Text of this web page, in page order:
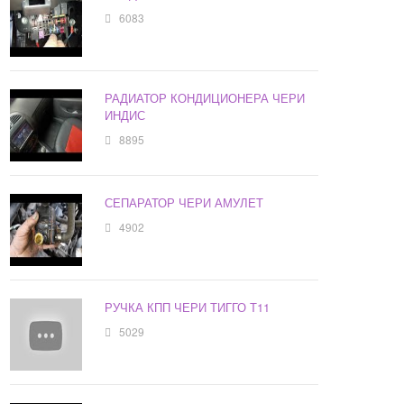
6083
РАДИАТОР КОНДИЦИОНЕРА ЧЕРИ
ИНДИС
8895
СЕПАРАТОР ЧЕРИ АМУЛЕТ
4902
РУЧКА КПП ЧЕРИ ТИГГО Т11
5029